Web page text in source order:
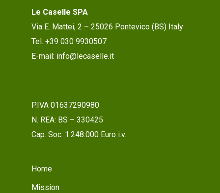
Le Caselle SPA
Via E. Mattei, 2 – 25026 Pontevico (BS) Italy
Tel. +39 030 9930507
E-mail: info@lecaselle.it
P.IVA 01637290980
N. REA: BS – 330425
Cap. Soc. 1.248.000 Euro i.v.
Home
Mission